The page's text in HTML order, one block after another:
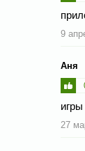
9
Аня
27